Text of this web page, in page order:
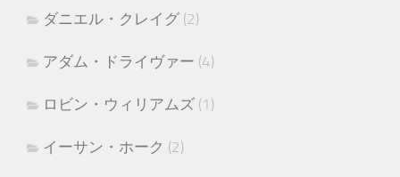
ダニエル・クレイグ (2)
アダム・ドライヴァー (4)
ロビン・ウィリアムズ (1)
イーサン・ホーク (2)